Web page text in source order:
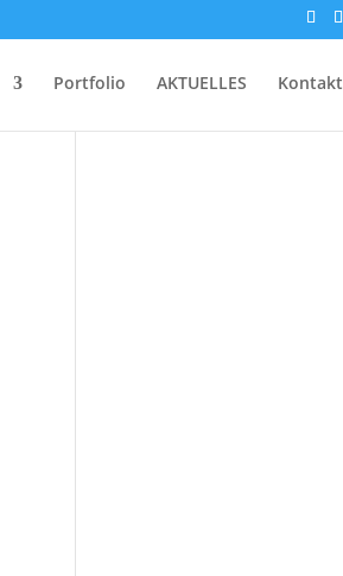
Portfolio AKTUELLES Kontakt